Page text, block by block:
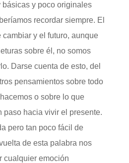
básicas y poco originales
recordar siempre. El
y el futuro, aunque
sobre él, no somos
Darse cuenta de esto, del
pensamientos sobre todo
o sobre lo que
paso hacia vivir el presente.
pero tan poco fácil de
de esta palabra nos
cualquier emoción